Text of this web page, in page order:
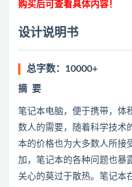
购买后可查看具体内容！
设计说明书
总字数：10000+
摘 要
笔记本电脑，便于携带，体
数人的需要，随着科学技术
本的价格也为大多数人所接
加，笔记本的各种问题也暴
关心的莫过于散热。笔记本